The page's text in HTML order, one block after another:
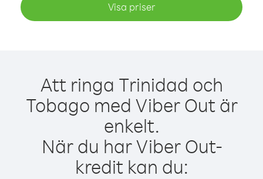
Visa priser
Att ringa Trinidad och
Tobago med Viber Out är
enkelt.
När du har Viber Out-
kredit kan du: